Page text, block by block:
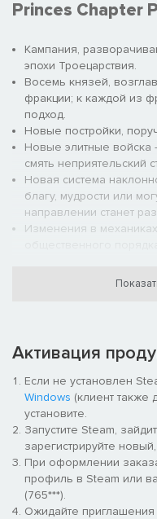
Princes Chapter
Кампания,
эпохи Троецарствия.
Восемь князей,
фракции; к каждой из
подход.
Новые постройки,
Новые элитные войска
смять неприятельский
Новая система
благу, мудрости или
направлении станет
Изменения в
исторического
собрала воедино
на пороге новой
Источник раздора —
императорского дома. У
к которым они готовы
же — власть. Восемь
Придут ли они на помощь
императрице, или
будут помнить века спустя?
Активация
Если не установлен
Windows (клиент также
установите.
Запустите Steam,
зарегистрируйте
При оформлении
профиль в Steam или
(765***).
Ожидайте приглашения